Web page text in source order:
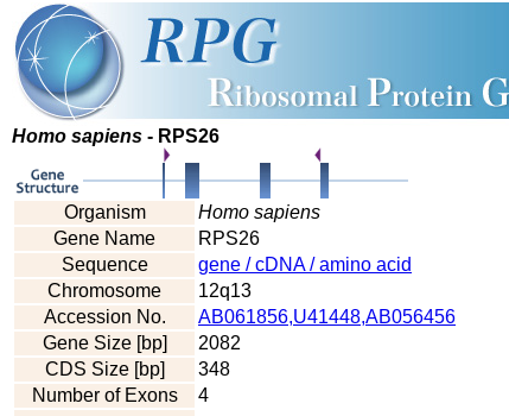
Homo sapiens - RPS26
Organism Homo sapiens
Gene Name
RPS26
Sequence
gene / cDNA / amino acid
Chromosome
12q13
Accession No.
AB061856,U41448,AB056456
Gene Size [bp]
2082
CDS Size [bp]
348
Number of Exons
4